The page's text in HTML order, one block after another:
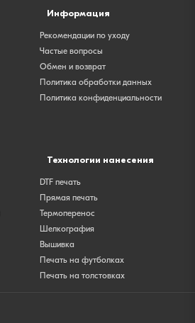
Информация
Рекомендации по уходу
Частые вопросы
Обмен и возврат
Политика обработки данных
Политика конфиденциальности
Технологии нанесения
DTF печать
Прямая печать
Термоперенос
Шелкография
Вышивка
Печать на футболках
Печать на толстовках